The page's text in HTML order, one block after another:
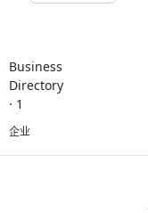
Business
Directory
· 1
企业